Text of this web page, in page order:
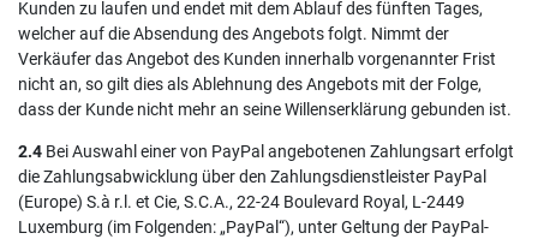
Kunden zu laufen und endet mit dem Ablauf des fünften Tages,
welcher auf die Absendung des Angebots folgt. Nimmt der
Verkäufer das Angebot des Kunden innerhalb vorgenannter Frist
nicht an, so gilt dies als Ablehnung des Angebots mit der Folge,
dass der Kunde nicht mehr an seine Willenserklärung gebunden ist.
2.4 Bei Auswahl einer von PayPal angebotenen Zahlungsart erfolgt
die Zahlungsabwicklung über den Zahlungsdienstleister PayPal
(Europe) S.à r.l. et Cie, S.C.A., 22-24 Boulevard Royal, L-2449
Luxemburg (im Folgenden: „PayPal“), unter Geltung der PayPal-